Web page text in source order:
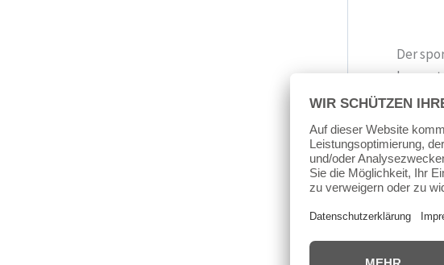
Der
Nur die
Flottes